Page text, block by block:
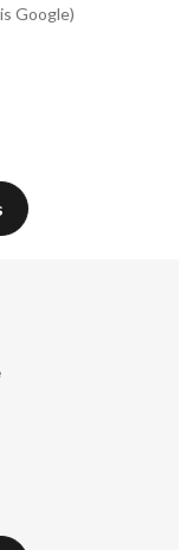
Google)